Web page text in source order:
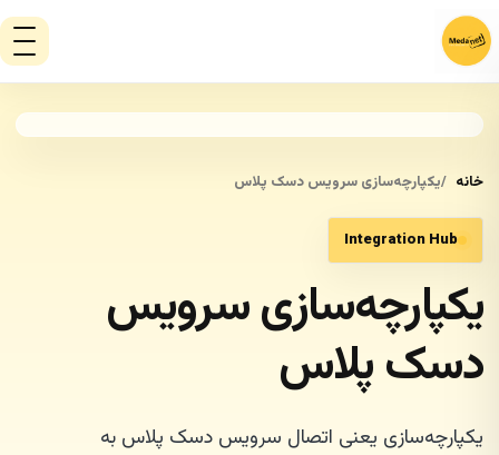
خانه یکپارچه‌سازی سرویس دسک پلاس
Integration Hub
یکپارچه‌سازی سرویس
دسک پلاس
یکپارچه‌سازی یعنی اتصال سرویس دسک پلاس به